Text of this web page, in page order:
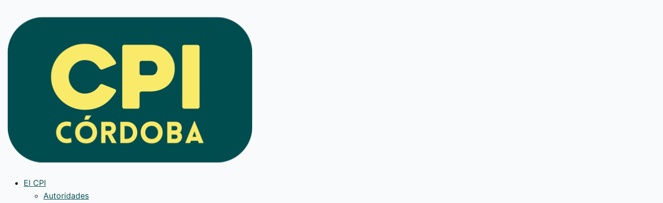
contenido
El CPI
Autoridades